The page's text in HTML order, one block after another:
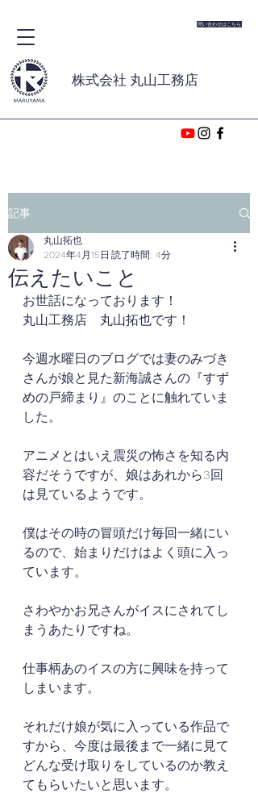
問い合わせはこちら
株式会社 丸山工務店
記事
伝えたいこと
丸山拓也
2024年4月15日 読了時間: 4分
お世話になっております！
丸山工務店　丸山拓也です！
今週水曜日のブログでは妻のみづき
さんが娘と見た新海誠さんの『すず
めの戸締まり』のことに触れていま
した。
アニメとはいえ震災の怖さを知る内
容だそうですが、娘はあれから3回
は見ているようです。
僕はその時の冒頭だけ毎回一緒にい
るので、始まりだけはよく頭に入っ
ています。
さわやかお兄さんがイスにされてし
まうあたりですね。
仕事柄あのイスの方に興味を持って
しまいます。
それだけ娘が気に入っている作品で
すから、今度は最後まで一緒に見て
どんな受け取りをしているのか教え
てもらいたいと思います。